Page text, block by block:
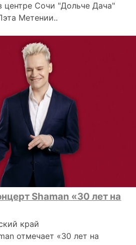
центре Сочи "Дольче Дача"
Метении..
Shaman «30 лет на
край
отмечает «30 лет на